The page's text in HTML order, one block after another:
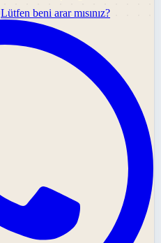
Lütfen beni arar mısınız?